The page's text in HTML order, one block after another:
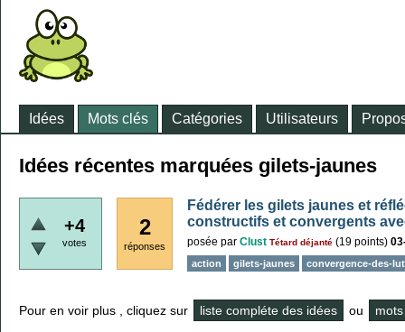
Idées Mots clés Catégories Utilisateurs
Idées récentes marquées gilets-jaunes
+4
votes
2
réponses
Fédérer les gilets jaunes et
constructifs et convergents
posée par Clust Tétard déjanté (19 points)
action gilets-jaunes convergence-des-
Pour en voir plus , cliquez sur liste compléte des idées ou